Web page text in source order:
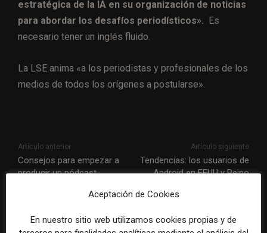
estratégica de la IA en su organización de noticias
para abordar los desafíos periodísticos». Es
necesario tener un inglés fluido.
La LSE anima «a los periodistas y profesionales de los
medios de todos los orígenes a postularse».
Artículo anterior
Consejos para empezar a
producir un pódcast
redacciones o de forma
Artículo siguiente
Tendencias: los usuarios de
Android en EEUU y Reino
en TikTok que en Youtube
Aceptación de Cookies
En nuestro sitio web utilizamos cookies propias y de